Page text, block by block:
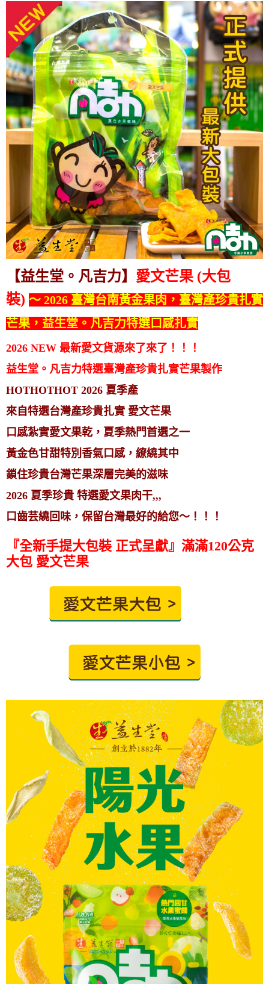
【益生堂。凡吉力】 愛文芒果 (大包
裝) ～ 2026 臺灣台南黃金果肉，臺灣產珍貴扎實
芒果，益生堂。凡吉力特選口感扎實
2026 NEW 最新愛文貨源來了來了！！！
益生堂。凡吉力特選臺灣產珍貴扎實芒果製作
HOTHOTHOT 2026 夏季產
來自特選台灣產珍貴扎實 愛文芒果
口感紮實愛文果乾，夏季熱門首選之一
黃金色甘甜特別香氣口感，繚繞其中
鎖住珍貴台灣芒果深層完美的滋味
2026 夏季珍貴 特選愛文果肉干,,,
口齒芸繞回味，保留台灣最好的給您～！！！
『全新手提大包裝 正式呈獻』滿滿120公克
大包 愛文芒果